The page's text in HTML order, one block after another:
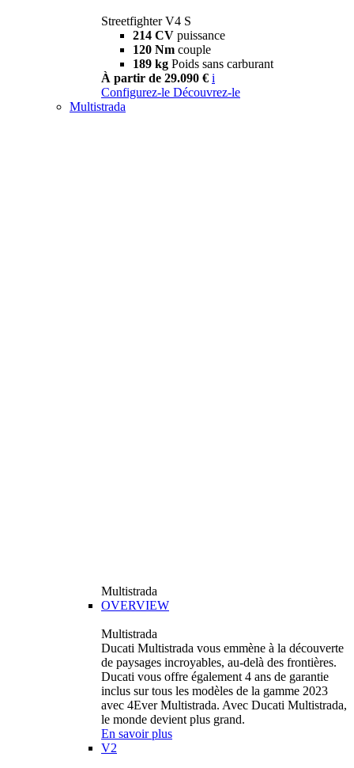
Streetfighter V4 S
214 CV puissance
120 Nm couple
189 kg Poids sans carburant
À partir de 29.090 € i
Configurez-le Découvrez-le
Multistrada
Multistrada
OVERVIEW
Multistrada
Ducati Multistrada vous emmène à la découverte
de paysages incroyables, au-delà des frontières.
Ducati vous offre également 4 ans de garantie
inclus sur tous les modèles de la gamme 2023
avec 4Ever Multistrada. Avec Ducati Multistrada,
le monde devient plus grand.
En savoir plus
V2